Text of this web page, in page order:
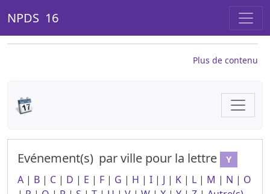
NPDS 16
Plus de contenu
Evénement(s) par ville pour la lettre Y
A | B | C | D | E | F | G | H | I | J | K | L | M | N | O